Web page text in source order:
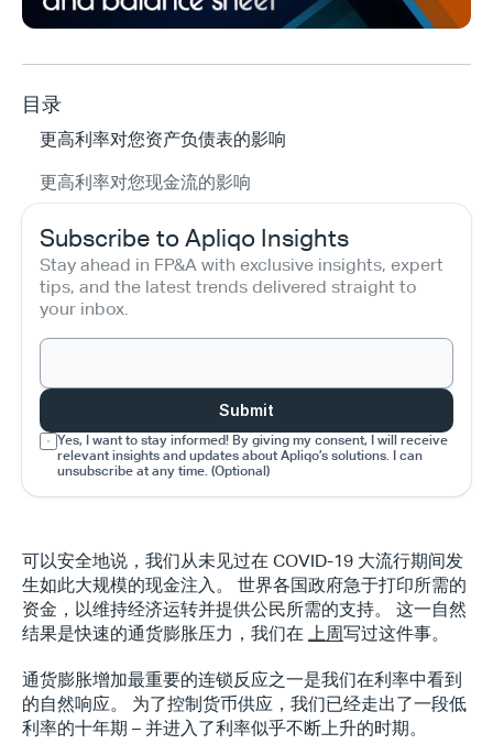
目录
更高利率对您资产负债表的影响
更高利率对您现金流的影响
Subscribe to Apliqo Insights
Stay ahead in FP&A with exclusive insights, expert
tips, and the latest trends delivered straight to
your inbox.
Submit
Yes, I want to stay informed! By giving my consent, I will receive
relevant insights and updates about Apliqo’s solutions. I can
unsubscribe at any time. (Optional)
可以安全地说，我们从未见过在 COVID-19 大流行期间发
生如此大规模的现金注入。 世界各国政府急于打印所需的
资金，以维持经济运转并提供公民所需的支持。 这一自然
结果是快速的通货膨胀压力，我们在 上周写过这件事。
通货膨胀增加最重要的连锁反应之一是我们在利率中看到
的自然响应。 为了控制货币供应，我们已经走出了一段低
利率的十年期 – 并进入了利率似乎不断上升的时期。